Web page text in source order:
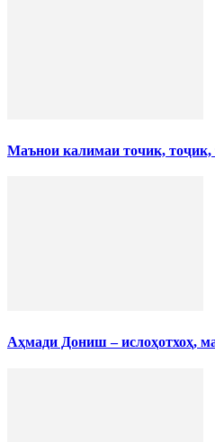
Маънои калимаи точик, тоҷик,
Аҳмади Дониш – ислоҳотхоҳ,